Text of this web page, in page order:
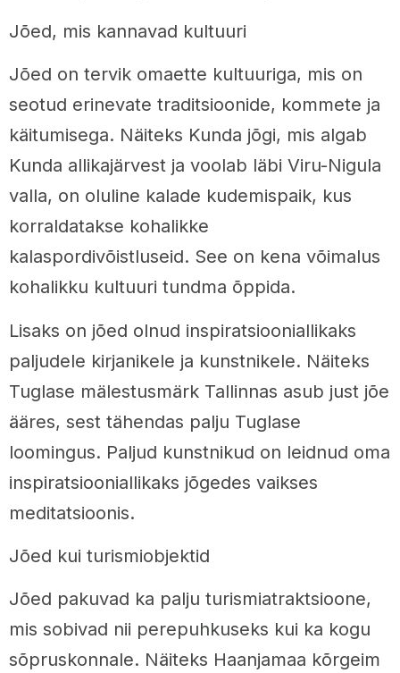
Jõed, mis kannavad kultuuri
Jõed on tervik omaette kultuuriga, mis on
seotud erinevate traditsioonide, kommete ja
käitumisega. Näiteks Kunda jõgi, mis algab
Kunda allikajärvest ja voolab läbi Viru-Nigula
valla, on oluline kalade kudemispaik, kus
korraldatakse kohalikke
kalaspordivõistluseid. See on kena võimalus
kohalikku kultuuri tundma õppida.
Lisaks on jõed olnud inspiratsiooniallikaks
paljudele kirjanikele ja kunstnikele. Näiteks
Tuglase mälestusmärk Tallinnas asub just jõe
ääres, sest tähendas palju Tuglase
loomingus. Paljud kunstnikud on leidnud oma
inspiratsiooniallikaks jõgedes vaikses
meditatsioonis.
Jõed kui turismiobjektid
Jõed pakuvad ka palju turismiatraktsioone,
mis sobivad nii perepuhkuseks kui ka kogu
sõpruskonnale. Näiteks Haanjamaa kõrgeim